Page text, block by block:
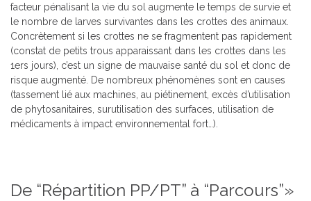
facteur pénalisant la vie du sol augmente le temps de survie et
le nombre de larves survivantes dans les crottes des animaux.
Concrètement si les crottes ne se fragmentent pas rapidement
(constat de petits trous apparaissant dans les crottes dans les
1ers jours), c’est un signe de mauvaise santé du sol et donc de
risque augmenté. De nombreux phénomènes sont en causes
(tassement lié aux machines, au piétinement, excès d’utilisation
de phytosanitaires, surutilisation des surfaces, utilisation de
médicaments à impact environnemental fort…).
De “Répartition PP/PT” à “Parcours”»